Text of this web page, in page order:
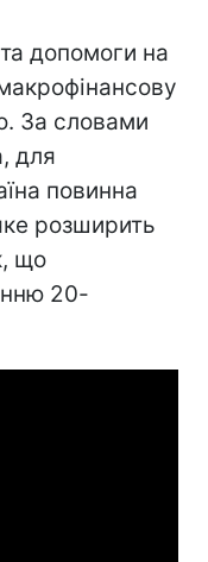
допомоги на
За словами
для
повинна
розширить
що
20-